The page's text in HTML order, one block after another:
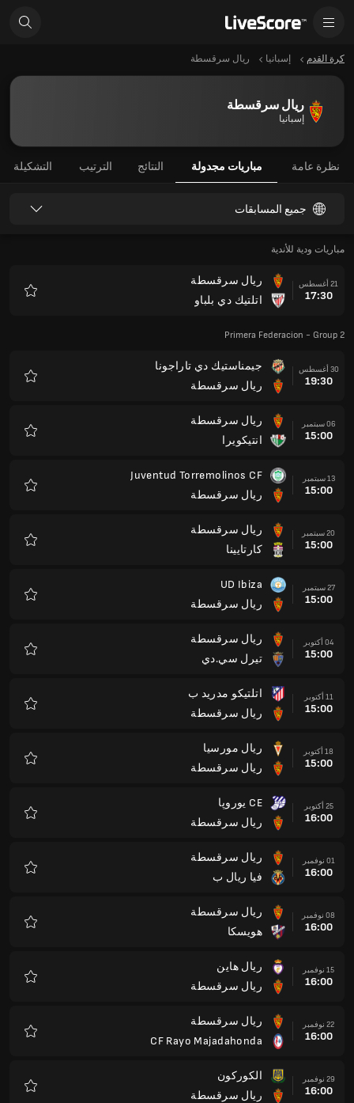
كرة القدم إسبانيا ريال سرقسطة
ريال سرقسطة
إسبانيا
نظرة عامة مباريات مجدولة النتائج الترتيب التشكيلة
جميع المسابقات
مباريات ودية للأندية
21 أغسطس
17:30
ريال سرقسطة
اتلتيك دي بلباو
Primera Federacion - Group 2
30 أغسطس
19:30
جيمناستيك دي تاراجونا
ريال سرقسطة
06 سبتمبر
15:00
ريال سرقسطة
انتيكويرا
13 سبتمبر
15:00
Juventud Torremolinos CF
ريال سرقسطة
20 سبتمبر
15:00
ريال سرقسطة
كارتايينا
27 سبتمبر
15:00
UD Ibiza
ريال سرقسطة
04 أكتوبر
15:00
ريال سرقسطة
تيرل سي.دي
11 أكتوبر
15:00
اتلتيكو مدريد ب
ريال سرقسطة
18 أكتوبر
15:00
ريال مورسيا
ريال سرقسطة
25 أكتوبر
16:00
CE يوروپا
ريال سرقسطة
01 نوفمبر
16:00
ريال سرقسطة
فيا ريال ب
08 نوفمبر
16:00
ريال سرقسطة
هويسكا
15 نوفمبر
16:00
ريال هاين
ريال سرقسطة
22 نوفمبر
16:00
ريال سرقسطة
CF Rayo Majadahonda
29 نوفمبر
16:00
الكوركون
ريال سرقسطة